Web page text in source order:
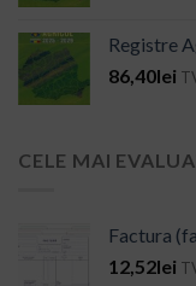
Registre
86,40lei
CELE MAI
Factura
12,52lei